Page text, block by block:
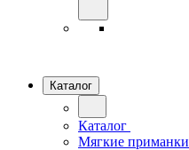
Каталог
Каталог
Мягкие приманки